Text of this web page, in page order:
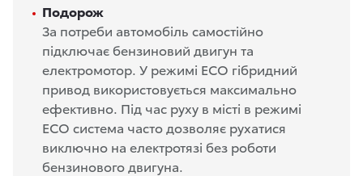
Подорож
За потреби автомобіль самостійно
підключає бензиновий двигун та
електромотор. У режимі ECO гібридний
привод використовується максимально
ефективно. Під час руху в місті в режимі
ECO система часто дозволяє рухатися
виключно на електротязі без роботи
бензинового двигуна.